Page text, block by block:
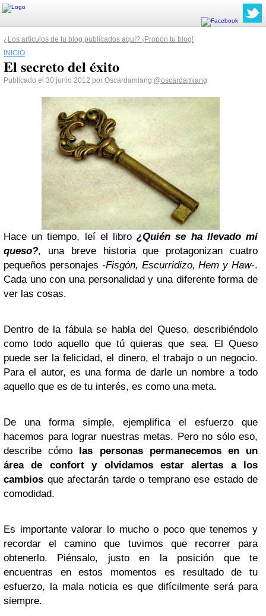
¿Los artículos de tu blog publicados aquí? ¡Propón tu blog!
INICIO
El secreto del éxito
Publicado el 30 junio 2012 por Oscardamiang @oscardamiang
Hace un tiempo, leí el libro¿Quién se ha llevado mi
queso?, una breve historia que protagonizan cuatro
pequeños personajes -Fisgón, Escurridizo, Hem y Haw-.
Cada uno con una personalidad y una diferente forma de
ver las cosas.
Dentro de la fábula se habla del Queso, describiéndolo
como todo aquello que tú quieras que sea. El Queso
puede ser la felicidad, el dinero, el trabajo o un negocio.
Para el autor, es una forma de darle un nombre a todo
aquello que es de tu interés, es como una meta.
De una forma simple, ejemplifica el esfuerzo que
hacemos para lograr nuestras metas. Pero no sólo eso,
describe cómo las personas permanecemos en un
área de confort y olvidamos estar alertas a los
cambios que afectarán tarde o temprano ese estado de
comodidad.
Es importante valorar lo mucho o poco que tenemos y
recordar el camino que tuvimos que recorrer para
obtenerlo. Piénsalo, justo en la posición que te
encuentras en estos momentos es resultado de tu
esfuerzo, la mala noticia es que difícilmente será para
siempre.